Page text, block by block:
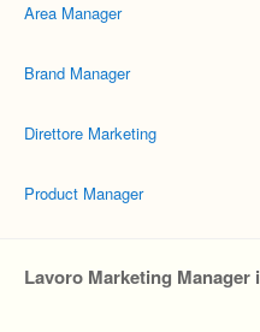
Area Manager
Brand Manager
Direttore Marketing
Product Manager
Lavoro Marketing